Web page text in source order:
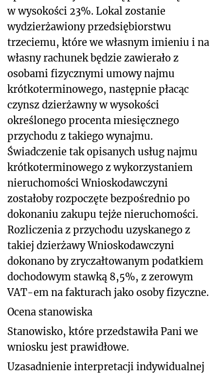
w wysokości 23%. Lokal zostanie
wydzierżawiony przedsiębiorstwu
trzeciemu, które we własnym imieniu i na
własny rachunek będzie zawierało z
osobami fizycznymi umowy najmu
krótkoterminowego, następnie płacąc
czynsz dzierżawny w wysokości
określonego procenta miesięcznego
przychodu z takiego wynajmu.
Świadczenie tak opisanych usług najmu
krótkoterminowego z wykorzystaniem
nieruchomości Wnioskodawczyni
zostałoby rozpoczęte bezpośrednio po
dokonaniu zakupu tejże nieruchomości.
Rozliczenia z przychodu uzyskanego z
takiej dzierżawy Wnioskodawczyni
dokonano by zryczałtowanym podatkiem
dochodowym stawką 8,5%, z zerowym
VAT-em na fakturach jako osoby fizyczne.
Ocena stanowiska
Stanowisko, które przedstawiła Pani we
wniosku jest prawidłowe.
Uzasadnienie interpretacji indywidualnej